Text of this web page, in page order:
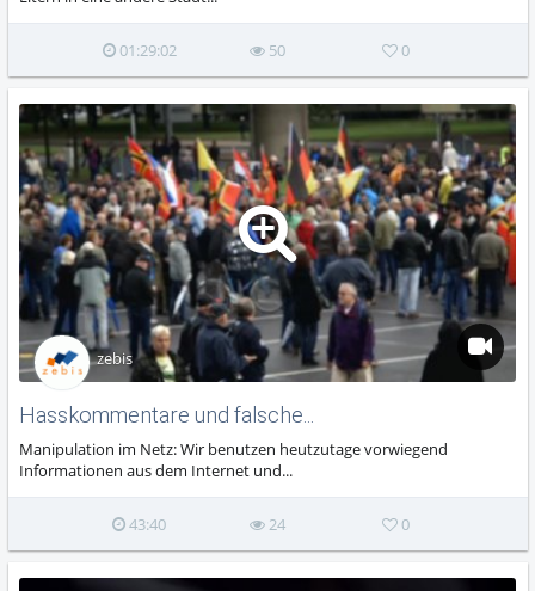
01:29:02 50 0
Hasskommentare und falsche...
Manipulation im Netz: Wir benutzen heutzutage vorwiegend
Informationen aus dem Internet und...
zebis
43:40 24 0